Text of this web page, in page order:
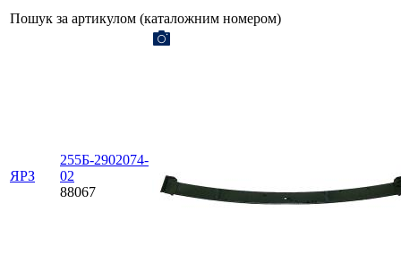
Пошук за артикулом (каталожним номером)
ЯРЗ
255Б-2902074-
02
88067